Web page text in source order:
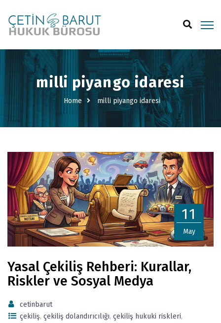
milli piyango idaresi
Home milli piyango idaresi
11
May
Yasal Çekiliş Rehberi: Kurallar,
Riskler ve Sosyal Medya
cetinbarut
çekiliş, çekiliş dolandırıcılığı, çekiliş hukuki riskleri,